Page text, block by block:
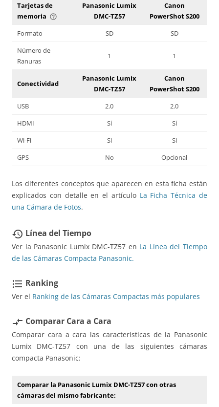
Tarjetas de
memoria help_outline
Panasonic Lumix
DMC-TZ57
Canon
PowerShot S200
Formato
SD
SD
Número de
Ranuras
1 1
Conectividad
Panasonic Lumix
DMC-TZ57
Canon
PowerShot S200
USB
2.0
2.0
HDMI
Sí
Sí
Wi-Fi
Sí
Sí
GPS
No Opcional
Los diferentes conceptos que aparecen en esta ficha están
explicados con detalle en el artículo La Ficha Técnica de
una Cámara de Fotos.
restore Línea del Tiempo
Ver la Panasonic Lumix DMC-TZ57 en La Línea del Tiempo
de las Cámaras Compacta Panasonic.
format_list_numbered Ranking
Ver el Ranking de las Cámaras Compactas más populares
compare_arrows Comparar Cara a Cara
Comparar cara a cara las características de la Panasonic
Lumix DMC-TZ57 con una de las siguientes cámaras
compacta Panasonic:
Comparar la Panasonic Lumix DMC-TZ57 con otras
cámaras del mismo fabricante: